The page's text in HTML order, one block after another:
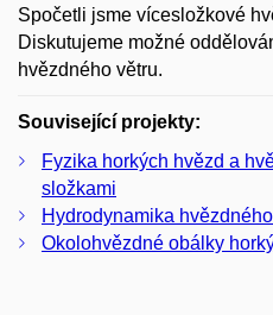
Spočetli jsme vícesložkové
Diskutujeme možné
hvězdného větru.
Související projekty:
Fyzika horkých hvězd a
složkami
Hydrodynamika
Okolohvězdné obálky